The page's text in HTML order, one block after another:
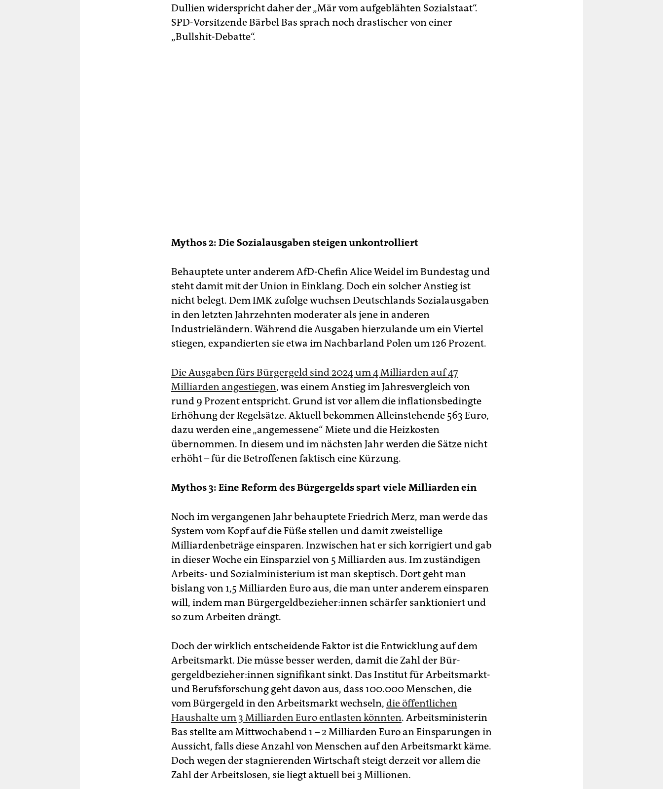
Dullien widerspricht daher der „Mär vom aufgeblähten Sozialstaat“.
SPD-Vorsitzende Bärbel Bas sprach noch drastischer von einer
„Bullshit-Debatte“.
Mythos 2: Die Sozialausgaben steigen unkontrolliert
Behauptete unter anderem AfD-Chefin Alice Weidel im Bundestag und
steht damit mit der Union in Einklang. Doch ein solcher Anstieg ist
nicht belegt. Dem IMK zufolge wuchsen Deutschlands Sozialausgaben
in den letzten Jahrzehnten moderater als jene in anderen
Industrieländern. Während die Ausgaben hierzulande um ein Viertel
stiegen, expandierten sie etwa im Nachbarland Polen um 126 Prozent.
Die Ausgaben fürs Bürgergeld sind 2024 um 4 Milliarden auf 47
Milliarden angestiegen, was einem Anstieg im Jahresvergleich von
rund 9 Prozent entspricht. Grund ist vor allem die inflationsbedingte
Erhöhung der Regelsätze. Aktuell bekommen Alleinstehende 563 Euro,
dazu werden eine „angemessene“ Miete und die Heizkosten
übernommen. In diesem und im nächsten Jahr werden die Sätze nicht
erhöht – für die Betroffenen faktisch eine Kürzung.
Mythos 3: Eine Reform des Bürgergelds spart viele Mil­liar­den ein
Noch im vergangenen Jahr behauptete Friedrich Merz, man werde das
System vom Kopf auf die Füße stellen und damit zweistellige
Milliardenbeträge einsparen. Inzwischen hat er sich korrigiert und gab
in dieser Woche ein Einsparziel von 5 Mil­liarden aus. Im zuständigen
Arbeits- und Sozialministerium ist man skeptisch. Dort geht man
bislang von 1,5 Milliarden Euro aus, die man unter anderem einsparen
will, indem man Bür­ger­geld­be­zie­he­r:in­nen schärfer sanktioniert und
so zum Arbeiten drängt.
Doch der wirklich entscheidende Faktor ist die Entwicklung auf dem
Arbeitsmarkt. Die müsse besser werden, damit die Zahl der Bür­
gergeld­be­zie­he­r:in­nen signifikant sinkt. Das Institut für Arbeitsmarkt-
und Berufsforschung geht davon aus, dass 100.000 Menschen, die
vom Bürgergeld in den Arbeitsmarkt wechseln, die öffentlichen
Haushalte um 3 Milliarden Euro entlasten könnten. Arbeitsministerin
Bas stellte am Mittwochabend 1 – 2 Milliarden Euro an Einsparungen in
Aussicht, falls diese Anzahl von Menschen auf den Arbeitsmarkt käme.
Doch wegen der stagnierenden Wirtschaft steigt derzeit vor allem die
Zahl der Arbeitslosen, sie liegt aktuell bei 3 Millionen.